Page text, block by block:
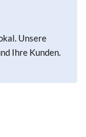
Unsere
Ihre Kunden.